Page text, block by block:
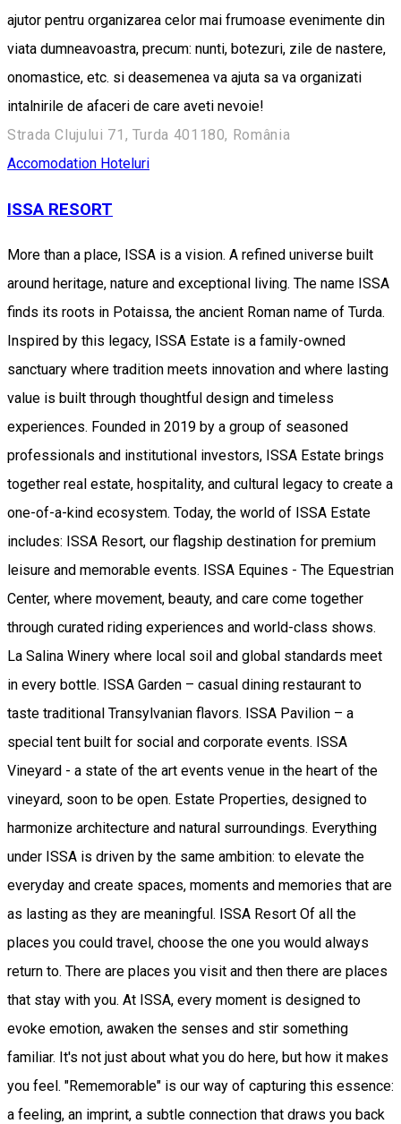
ajutor pentru organizarea celor mai frumoase evenimente din
viata dumneavoastra, precum: nunti, botezuri, zile de nastere,
onomastice, etc. si deasemenea va ajuta sa va organizati
intalnirile de afaceri de care aveti nevoie!
Strada Clujului 71, Turda 401180, România
Accomodation Hoteluri
ISSA RESORT
More than a place, ISSA is a vision. A refined universe built
around heritage, nature and exceptional living. The name ISSA
finds its roots in Potaissa, the ancient Roman name of Turda.
Inspired by this legacy, ISSA Estate is a family-owned
sanctuary where tradition meets innovation and where lasting
value is built through thoughtful design and timeless
experiences. Founded in 2019 by a group of seasoned
professionals and institutional investors, ISSA Estate brings
together real estate, hospitality, and cultural legacy to create a
one-of-a-kind ecosystem. Today, the world of ISSA Estate
includes: ISSA Resort, our flagship destination for premium
leisure and memorable events. ISSA Equines - The Equestrian
Center, where movement, beauty, and care come together
through curated riding experiences and world-class shows.
La Salina Winery where local soil and global standards meet
in every bottle. ISSA Garden – casual dining restaurant to
taste traditional Transylvanian flavors. ISSA Pavilion – a
special tent built for social and corporate events. ISSA
Vineyard - a state of the art events venue in the heart of the
vineyard, soon to be open. Estate Properties, designed to
harmonize architecture and natural surroundings. Everything
under ISSA is driven by the same ambition: to elevate the
everyday and create spaces, moments and memories that are
as lasting as they are meaningful. ISSA Resort Of all the
places you could travel, choose the one you would always
return to. There are places you visit and then there are places
that stay with you. At ISSA, every moment is designed to
evoke emotion, awaken the senses and stir something
familiar. It's not just about what you do here, but how it makes
you feel. "Rememorable" is our way of capturing this essence:
a feeling, an imprint, a subtle connection that draws you back